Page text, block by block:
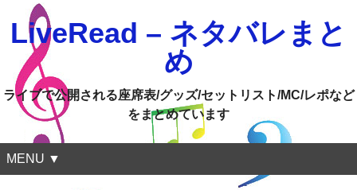
LiveRead – ネタバレまと
め
ライブで公開される座席表/グッズ/セットリスト/MC/レポなど
をまとめています
MENU ▼